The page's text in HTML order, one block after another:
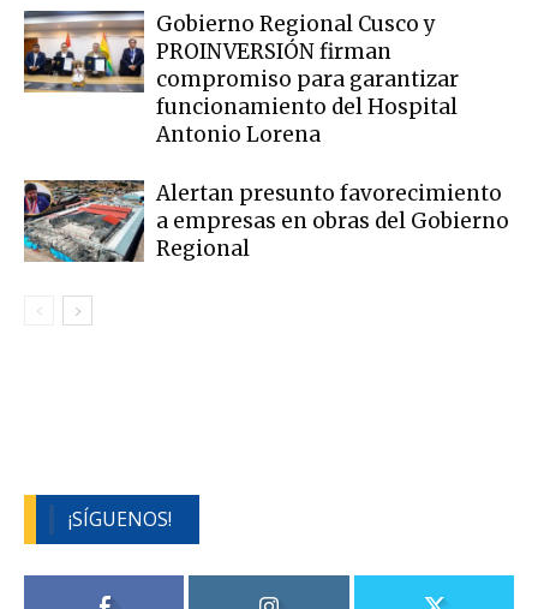
Gobierno Regional Cusco y
PROINVERSIÓN firman
compromiso para garantizar
funcionamiento del Hospital
Antonio Lorena
Alertan presunto favorecimiento
a empresas en obras del Gobierno
Regional
¡SÍGUENOS!